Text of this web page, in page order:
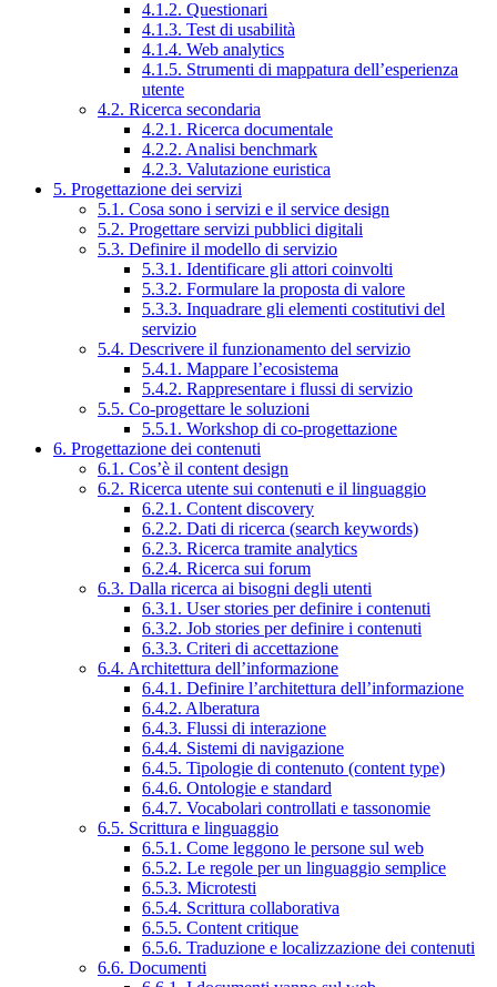
4.1.2. Questionari
4.1.3. Test di usabilità
4.1.4. Web analytics
4.1.5. Strumenti di mappatura dell’esperienza
utente
4.2. Ricerca secondaria
4.2.1. Ricerca documentale
4.2.2. Analisi benchmark
4.2.3. Valutazione euristica
5. Progettazione dei servizi
5.1. Cosa sono i servizi e il service design
5.2. Progettare servizi pubblici digitali
5.3. Definire il modello di servizio
5.3.1. Identificare gli attori coinvolti
5.3.2. Formulare la proposta di valore
5.3.3. Inquadrare gli elementi costitutivi del
servizio
5.4. Descrivere il funzionamento del servizio
5.4.1. Mappare l’ecosistema
5.4.2. Rappresentare i flussi di servizio
5.5. Co-progettare le soluzioni
5.5.1. Workshop di co-progettazione
6. Progettazione dei contenuti
6.1. Cos’è il content design
6.2. Ricerca utente sui contenuti e il linguaggio
6.2.1. Content discovery
6.2.2. Dati di ricerca (search keywords)
6.2.3. Ricerca tramite analytics
6.2.4. Ricerca sui forum
6.3. Dalla ricerca ai bisogni degli utenti
6.3.1. User stories per definire i contenuti
6.3.2. Job stories per definire i contenuti
6.3.3. Criteri di accettazione
6.4. Architettura dell’informazione
6.4.1. Definire l’architettura dell’informazione
6.4.2. Alberatura
6.4.3. Flussi di interazione
6.4.4. Sistemi di navigazione
6.4.5. Tipologie di contenuto (content type)
6.4.6. Ontologie e standard
6.4.7. Vocabolari controllati e tassonomie
6.5. Scrittura e linguaggio
6.5.1. Come leggono le persone sul web
6.5.2. Le regole per un linguaggio semplice
6.5.3. Microtesti
6.5.4. Scrittura collaborativa
6.5.5. Content critique
6.5.6. Traduzione e localizzazione dei contenuti
6.6. Documenti